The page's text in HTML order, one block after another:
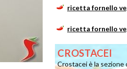
ricetta fornello
ricetta fornello
CROSTACEI
Crostacei è la